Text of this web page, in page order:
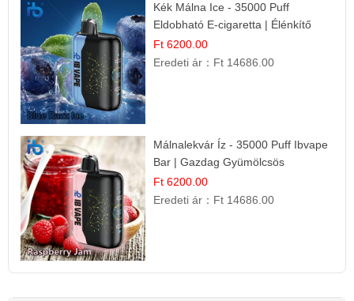
Kék Málna Ice - 35000 Puff
Eldobható E-cigaretta | Élénkítő
Gyümölcsös Frissesség!
Ft 6200.00
Eredeti ár： Ft 14686.00
Málnalekvár Íz - 35000 Puff Ibvape
Bar | Gazdag Gyümölcsös
Ízélmény!
Ft 6200.00
Eredeti ár： Ft 14686.00